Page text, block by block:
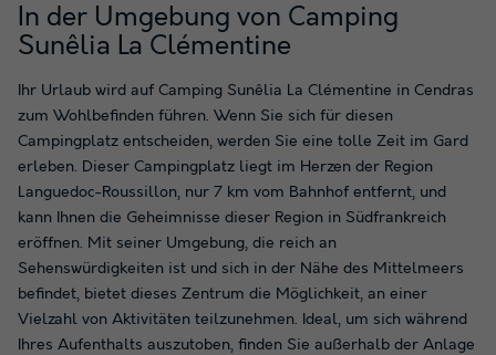
In der Umgebung von Camping
Sunêlia La Clémentine
Ihr Urlaub wird auf Camping Sunêlia La Clémentine in Cendras
zum Wohlbefinden führen. Wenn Sie sich für diesen
Campingplatz entscheiden, werden Sie eine tolle Zeit im Gard
erleben. Dieser Campingplatz liegt im Herzen der Region
Languedoc-Roussillon, nur 7 km vom Bahnhof entfernt, und
kann Ihnen die Geheimnisse dieser Region in Südfrankreich
eröffnen. Mit seiner Umgebung, die reich an
Sehenswürdigkeiten ist und sich in der Nähe des Mittelmeers
befindet, bietet dieses Zentrum die Möglichkeit, an einer
Vielzahl von Aktivitäten teilzunehmen. Ideal, um sich während
Ihres Aufenthalts auszutoben, finden Sie außerhalb der Anlage